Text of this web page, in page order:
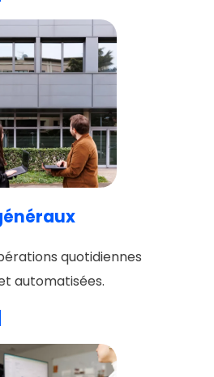
quotidiennes
automatisées.